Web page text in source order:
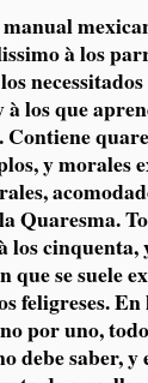
à los
los que
Contiene
y morales
Quaresma.
los cinquenta,
que se suele
feligreses. En
por uno,
debe saber, y